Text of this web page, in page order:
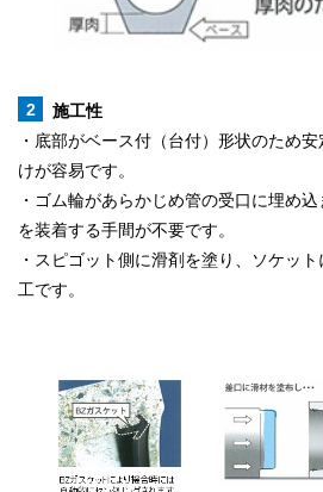
施工性
・底部がベース付（台付）形状のため
けが容易です。
・ゴム輪があらかじめ管の受口に埋め
を装着する手間が不要です。
・スピゴット側に滑剤を塗り、ソケッ
工です。